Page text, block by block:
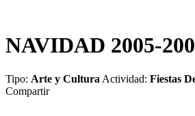
NAVIDAD 2005-
Tipo: Arte y Cultura Actividad: Fiestas
Compartir